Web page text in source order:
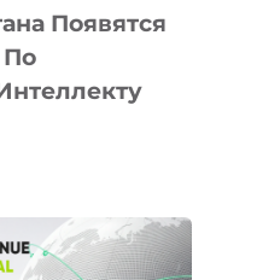
Появятся